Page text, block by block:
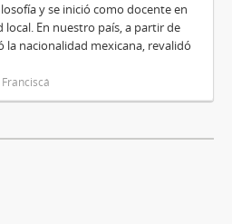
y se inició como docente en
local. En nuestro país, a partir de
la nacionalidad mexicana, revalidó